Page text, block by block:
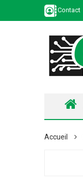
Contact
Accueil